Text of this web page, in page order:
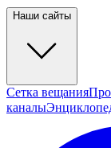
Наши сайты
Сетка вещания
каналы